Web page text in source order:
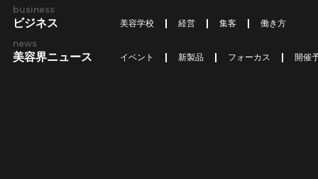
business
ビジネス 美容学校 経営 集客 働き方
news
美容界ニュース イベント 新製品 フォーカス 開催